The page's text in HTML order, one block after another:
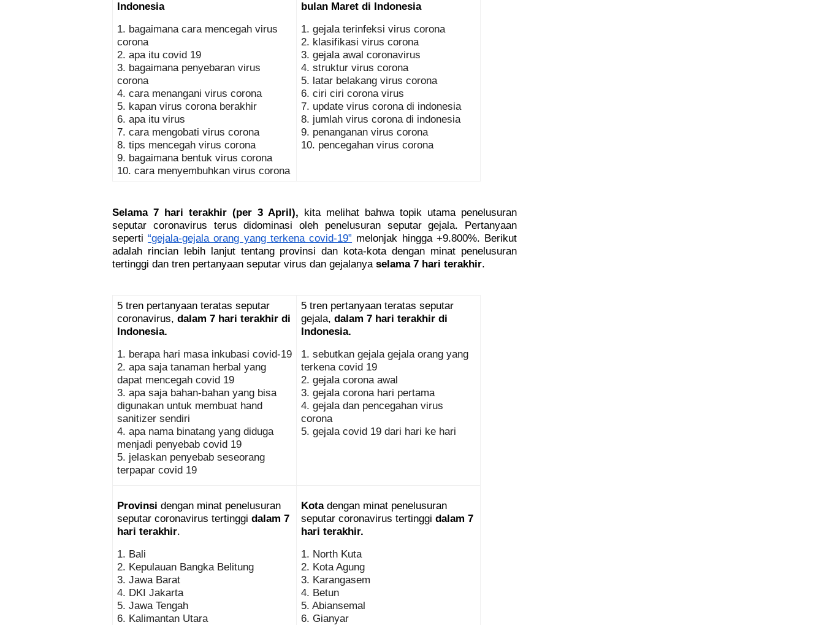
Indonesia
1. bagaimana cara mencegah virus
corona
2. apa itu covid 19
3. bagaimana penyebaran virus
corona
4. cara menangani virus corona
5. kapan virus corona berakhir
6. apa itu virus
7. cara mengobati virus corona
8. tips mencegah virus corona
9. bagaimana bentuk virus corona
10. cara menyembuhkan virus corona
bulan Maret di Indonesia
1. gejala terinfeksi virus corona
2. klasifikasi virus corona
3. gejala awal coronavirus
4. struktur virus corona
5. latar belakang virus corona
6. ciri ciri corona virus
7. update virus corona di indonesia
8. jumlah virus corona di indonesia
9. penanganan virus corona
10. pencegahan virus corona
Selama 7 hari terakhir (per 3 April), kita melihat bahwa topik utama penelusuran
seputar coronavirus terus didominasi oleh penelusuran seputar gejala. Pertanyaan
seperti “gejala-gejala orang yang terkena covid-19” melonjak hingga +9.800%. Berikut
adalah rincian lebih lanjut tentang provinsi dan kota-kota dengan minat penelusuran
tertinggi dan tren pertanyaan seputar virus dan gejalanya selama 7 hari terakhir.
5 tren pertanyaan teratas seputar
coronavirus, dalam 7 hari terakhir di
Indonesia.
1. berapa hari masa inkubasi covid-19
2. apa saja tanaman herbal yang
dapat mencegah covid 19
3. apa saja bahan-bahan yang bisa
digunakan untuk membuat hand
sanitizer sendiri
4. apa nama binatang yang diduga
menjadi penyebab covid 19
5. jelaskan penyebab seseorang
terpapar covid 19
5 tren pertanyaan teratas seputar
gejala, dalam 7 hari terakhir di
Indonesia.
1. sebutkan gejala gejala orang yang
terkena covid 19
2. gejala corona awal
3. gejala corona hari pertama
4. gejala dan pencegahan virus
corona
5. gejala covid 19 dari hari ke hari
Provinsi dengan minat penelusuran
seputar coronavirus tertinggi dalam 7
hari terakhir.
1. Bali
2. Kepulauan Bangka Belitung
3. Jawa Barat
4. DKI Jakarta
5. Jawa Tengah
6. Kalimantan Utara
Kota dengan minat penelusuran
seputar coronavirus tertinggi dalam 7
hari terakhir.
1. North Kuta
2. Kota Agung
3. Karangasem
4. Betun
5. Abiansemal
6. Gianyar